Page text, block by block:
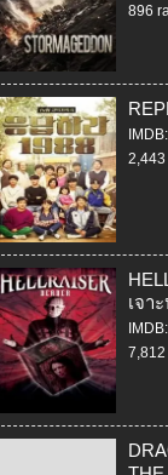
896
IMDB:
เจา
IMDB: